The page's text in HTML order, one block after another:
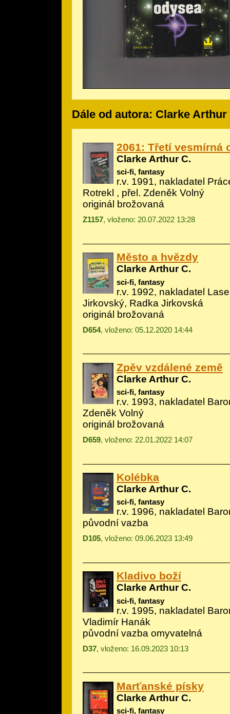
Dále od autora: Clarke Arthur
2061: Třetí vesmírná
Clarke Arthur C.
sci-fi, fantasy
r.v. 1991, nakladatel
Rotrekl , přel. Zdeněk Volný
originál brožovaná
Z1157, vloženo: 20.07.2022 13:28
Město a hvězdy
Clarke Arthur C.
sci-fi, fantasy
r.v. 1992, nakladatel
Jirkovský, Radka Jirkovská
originál brožovaná
D654, vloženo: 05.12.2020 14:44
Zpěv vzdálené země
Clarke Arthur C.
sci-fi, fantasy
r.v. 1993, nakladatel
Zdeněk Volný
originál brožovaná
D659, vloženo: 22.01.2022 14:07
Kolébka
Clarke Arthur C.
sci-fi, fantasy
r.v. 1996, nakladatel
původní vazba
D105, vloženo: 09.06.2023 13:49
Kladivo boží
Clarke Arthur C.
sci-fi, fantasy
r.v. 1995, nakladatel
Vladimír Hanák
původní vazba omyvatelná
D37, vloženo: 16.09.2023 10:13
Marťanské písky
Clarke Arthur C.
sci-fi, fantasy